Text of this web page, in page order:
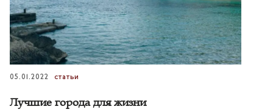
05.01.2022 статьи
Лучшие города для жизни